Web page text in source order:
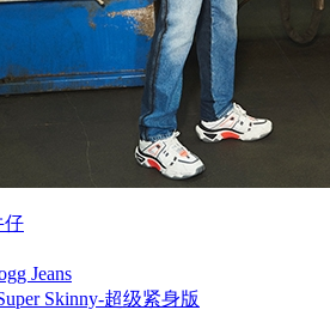
仔
Jeans
Skinny-超级紧身版